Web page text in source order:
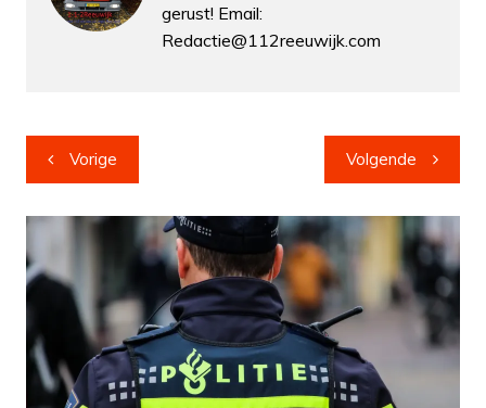
gerust! Email:
Redactie@112reeuwijk.com
Bericht
navigatie
Vorige Volgende